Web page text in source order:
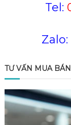
Tel:
Zalo:
TƯ VẤN MUA